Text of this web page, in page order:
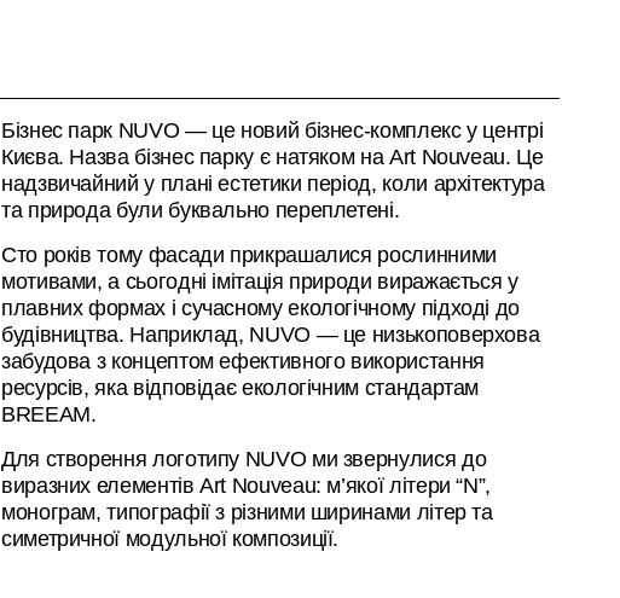
Бізнес парк NUVO — це новий бізнес-комплекс у центрі
Києва. Назва бізнес парку є натяком на Art Nouveau. Це
надзвичайний у плані естетики період, коли архітектура
та природа були буквально переплетені.
Сто років тому фасади прикрашалися рослинними
мотивами, а сьогодні імітація природи виражається у
плавних формах і сучасному екологічному підході до
будівництва. Наприклад, NUVO — це низькоповерхова
забудова з концептом ефективного використання
ресурсів, яка відповідає екологічним стандартам
BREEAM.
Для створення логотипу NUVO ми звернулися до
виразних елементів Art Nouveau: м’якої літери “N”,
монограм, типографії з різними ширинами літер та
симетричної модульної композиції.